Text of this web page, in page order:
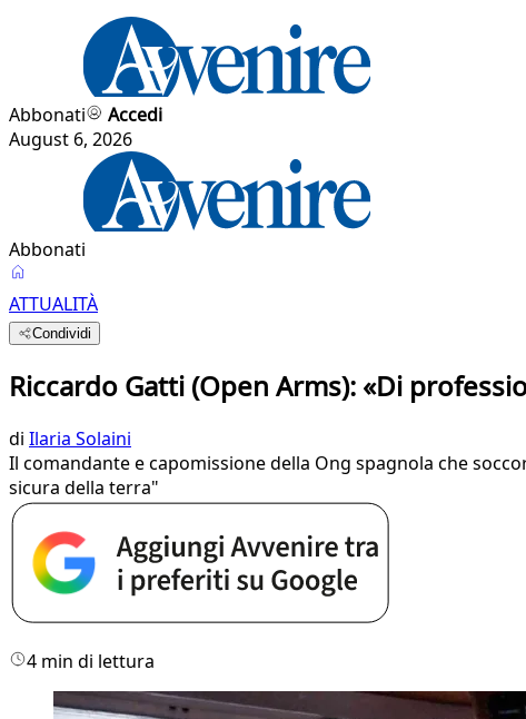
Abbonati
Accedi
August 6, 2026
Abbonati
ATTUALITÀ
Condividi
Riccardo Gatti (Open Arms): «Di
di Ilaria Solaini
Il comandante e capomissione della Ong spagnola che
sicura della terra"
4 min di lettura